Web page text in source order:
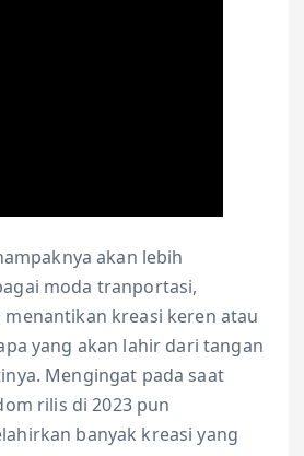
akan lebih
moda tranportasi,
kreasi keren atau
yang akan lahir dari tangan
Mengingat pada saat
rilis di 2023 pun
banyak kreasi yang